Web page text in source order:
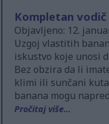
Kompletan
Objavljeno: 12.
Uzgoj vlastitih
iskustvo koje unosi
Bez obzira da li
klimi ili sunčani
banana mogu
Pročitaj više...